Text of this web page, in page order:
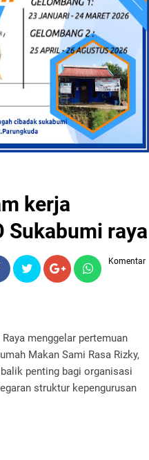
kerja
Sukabumi raya
Komentar
menggelar pertemuan
Makan Sami Rasa Rizky,
penting bagi organisasi
struktur kepengurusan